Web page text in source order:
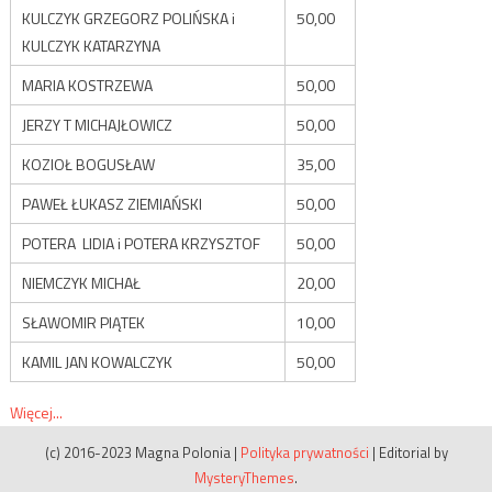
KULCZYK GRZEGORZ POLIŃSKA i
KULCZYK KATARZYNA
50,00
MARIA KOSTRZEWA
50,00
JERZY T MICHAJŁOWICZ
50,00
KOZIOŁ BOGUSŁAW
35,00
PAWEŁ ŁUKASZ ZIEMIAŃSKI
50,00
POTERA LIDIA i POTERA KRZYSZTOF
50,00
NIEMCZYK MICHAŁ
20,00
SŁAWOMIR PIĄTEK
10,00
KAMIL JAN KOWALCZYK
50,00
Więcej...
(c) 2016-2023 Magna Polonia | Polityka prywatności | Editorial by
MysteryThemes.